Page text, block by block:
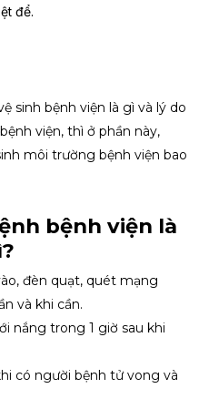
để.
sinh bệnh viện là gì và lý do
viện, thì ở phần này,
môi trường bệnh viện bao
bệnh viện là
đèn quạt, quét mạng
và khi cần.
nắng trong 1 giờ sau khi
có người bệnh tử vong và